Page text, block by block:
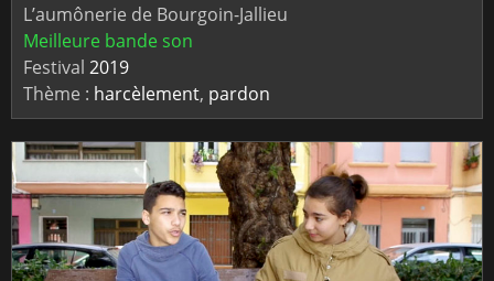
L’aumônerie de Bourgoin-Jallieu
Meilleure bande son
Festival 2019
Thème : harcèlement, pardon